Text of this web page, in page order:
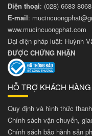
Điện thoại: (028) 6683 8068
E-mail:
www.mucincuongphat.com
Đại diện pháp luật: Huỳnh
ĐƯỢC CHỨNG NHẬN
HỖ TRỢ KHÁCH HÀNG
Quy định và hình thức
Chính sách vận chuyển,
Chính sách bảo hành sản